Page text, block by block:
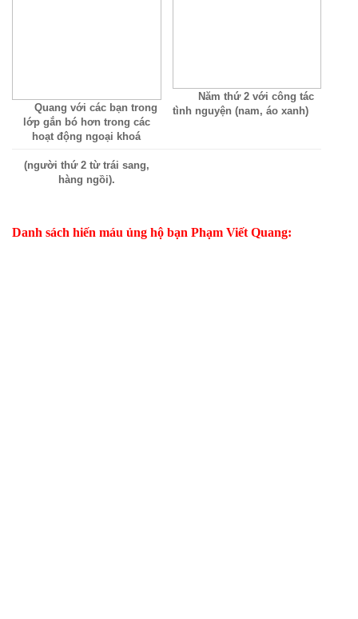
Quang với các bạn trong
lớp gắn bó hơn trong các
hoạt động ngoại khoá
(người thứ 2 từ trái sang,
hàng ngồi).
Năm thứ 2 với công tác
tình nguyện (nam, áo xanh)
Danh sách hiến máu ủng hộ bạn Phạm Viết Quang: